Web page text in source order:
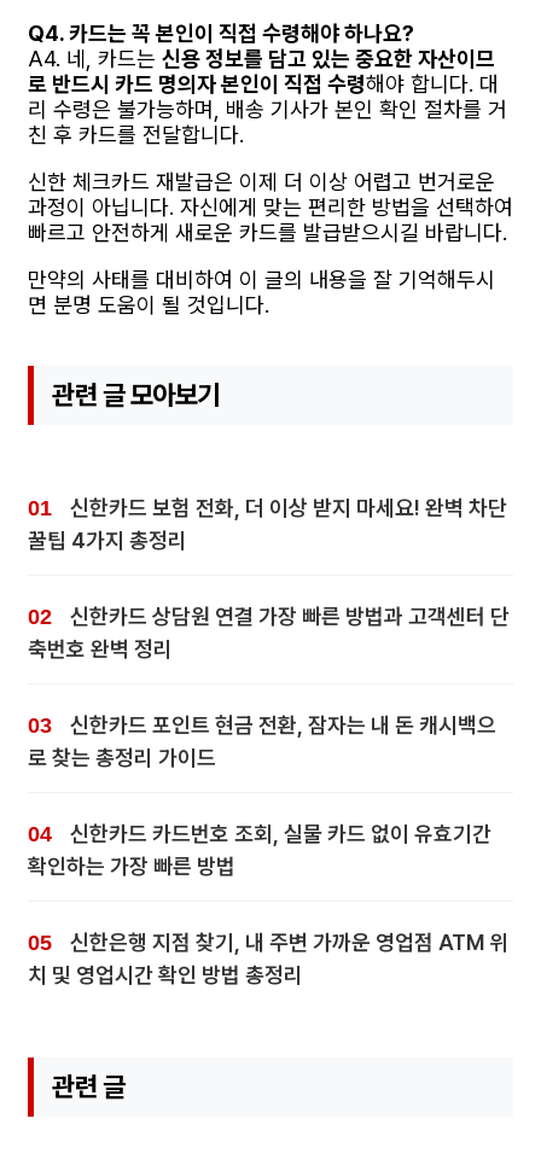
Q4. 카드는 꼭 본인이 직접 수령해야 하나요?
A4. 네, 카드는 신용 정보를 담고 있는 중요한 자산이므
로 반드시 카드 명의자 본인이 직접 수령해야 합니다. 대
리 수령은 불가능하며, 배송 기사가 본인 확인 절차를 거
친 후 카드를 전달합니다.
신한 체크카드 재발급은 이제 더 이상 어렵고 번거로운
과정이 아닙니다. 자신에게 맞는 편리한 방법을 선택하여
빠르고 안전하게 새로운 카드를 발급받으시길 바랍니다.
만약의 사태를 대비하여 이 글의 내용을 잘 기억해두시
면 분명 도움이 될 것입니다.
관련 글 모아보기
신한카드 보험 전화, 더 이상 받지 마세요! 완벽 차단
꿀팁 4가지 총정리
신한카드 상담원 연결 가장 빠른 방법과 고객센터 단
축번호 완벽 정리
신한카드 포인트 현금 전환, 잠자는 내 돈 캐시백으
로 찾는 총정리 가이드
신한카드 카드번호 조회, 실물 카드 없이 유효기간
확인하는 가장 빠른 방법
신한은행 지점 찾기, 내 주변 가까운 영업점 ATM 위
치 및 영업시간 확인 방법 총정리
관련 글